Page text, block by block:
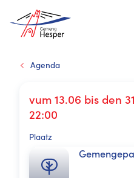
Agenda
vum 13.06 bis den
22:00
Plaatz